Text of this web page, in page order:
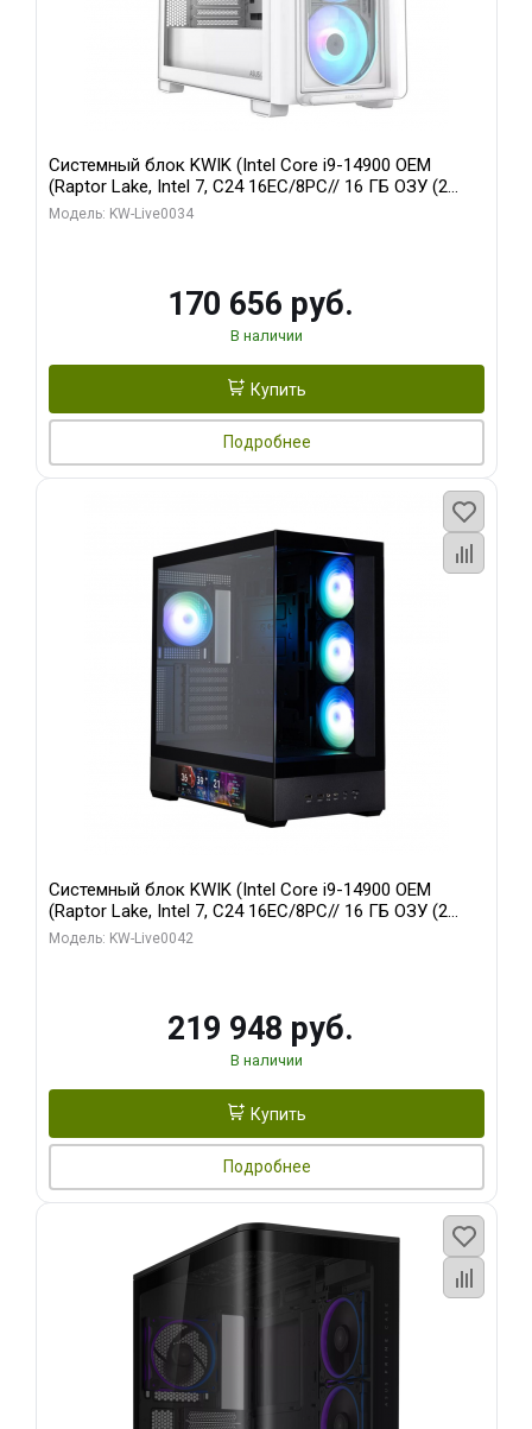
Системный блок KWIK (Intel Core i9-14900 OEM
(Raptor Lake, Intel 7, C24 16EC/8PC// 16 ГБ ОЗУ (2
модуля)/ MSI RTX5060Ti VENTUS 2X PLUS 16GB
Модель: KW-Live0034
170 656 руб.
В наличии
Купить
Подробнее
Системный блок KWIK (Intel Core i9-14900 OEM
(Raptor Lake, Intel 7, C24 16EC/8PC// 16 ГБ ОЗУ (2
модуля)/ Gigabyte RTX5070Ti EAGLE OC ICE SFF 16GB
Модель: KW-Live0042
219 948 руб.
В наличии
Купить
Подробнее